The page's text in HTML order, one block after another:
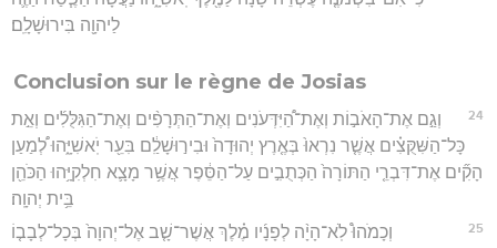
לַיהוָ֖ה בִּירוּשָׁלִָֽם׃
Conclusion sur le règne de Josias
24
וְגַ֣ם אֶת־הָאֹב֣וֹת וְאֶת־הַ֠יִּדְּעֹנִים וְאֶת־הַתְּרָפִ֨ים וְאֶת־הַגִּלֻּלִ֜ים וְאֵ֣ת
כָּל־הַשִּׁקֻּצִ֗ים אֲשֶׁ֤ר נִרְאוּ֙ בְּאֶ֤רֶץ יְהוּדָה֙ וּבִיר֣וּשָׁלִַ֔ם בִּעֵ֖ר יֹֽאשִׁיָּ֑הוּ לְ֠מַעַן
הָקִ֞ים אֶת־דִּבְרֵ֤י הַתּוֹרָה֙ הַכְּתֻבִ֣ים עַל־הַסֵּ֔פֶר אֲשֶׁ֥ר מָצָ֛א חִלְקִיָּ֥הוּ הַכֹּהֵ֖ן
בֵּ֥ית יְהוָֽה׃
25
וְכָמֹהוּ֩ לֹֽא־הָיָ֨ה לְפָנָ֜יו מֶ֗לֶךְ אֲשֶׁר־שָׁ֤ב אֶל־יְהוָה֙ בְּכָל־לְבָב֤וֹ